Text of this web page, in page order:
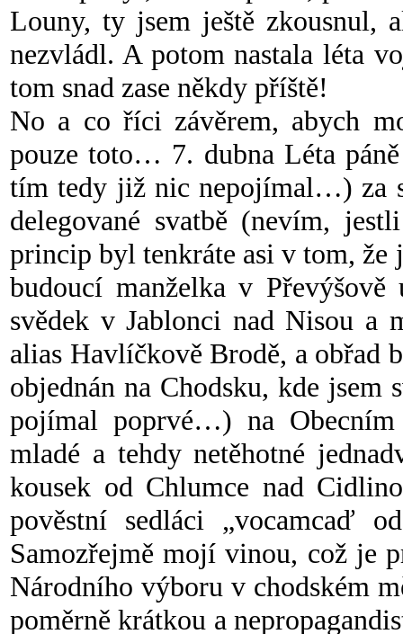
Louny, ty jsem ještě zkousnul,
nezvládl. A potom nastala léta
tom snad zase někdy příště!
No a co říci závěrem, abych
pouze toto… 7. dubna Léta
tím tedy již nic nepojímal…) za
delegované svatbě (nevím,
princip byl tenkráte asi v tom,
budoucí manželka v
svědek v Jablonci nad Nisou a
alias Havlíčkově Brodě, a obřad b
objednán na Chodsku, kde
pojímal poprvé…) na Obecním
mladé a tehdy netěhotné
kousek od Chlumce nad
pověstní sedláci „vocamcaď
Samozřejmě mojí vinou, což je
Národního výboru v chodském
poměrně krátkou a